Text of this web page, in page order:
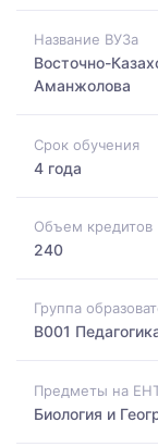
Название ВУЗа
Восточно-
Аманжолова
Срок обучения
4 года
Объем кредитов
240
Группа
B001
Предметы на
Биология и